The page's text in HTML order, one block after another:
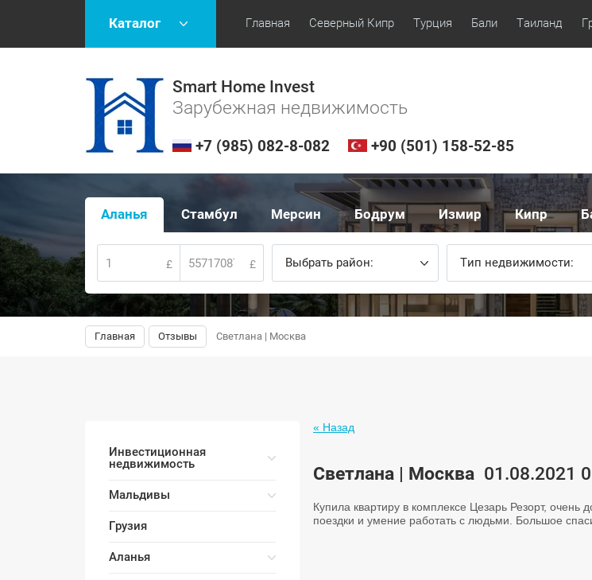
Каталог Главная Северный Кипр Турция Бали Таиланд
Smart Home Invest
Зарубежная недвижимость
+7 (985) 082-8-082 +90 (501) 158-52-85
£ £ Выбрать район: Тип недвижимости:
Аланья Стамбул Мерсин Бодрум Измир Кипр
Главная Отзывы Светлана | Москва
Инвестиционная
недвижимость
Мальдивы
Грузия
Аланья
« Назад
Светлана | Москва 01.08.2021
Купила квартиру в комплексе Цезарь Резорт,
поездки и умение работать с людьми. Большое